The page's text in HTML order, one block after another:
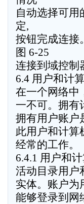
自动选择可用
定,
按钮完成连接。
图 6-25
连接到域控制
6.4 用户和计
在一个网络中
一不可。拥有
拥有用户账户
此用户和计算
经常的工作。
6.4.1 用户和
活动目录用户
实体。账户为
能够登录到网